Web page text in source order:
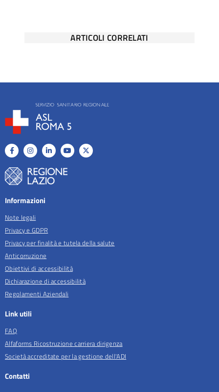
ARTICOLI CORRELATI
Informazioni
Note legali
Privacy e GDPR
Privacy per finalità e tutela della salute
Anticorruzione
Obiettivi di accessibilità
Dichiarazione di accessibilità
Regolamenti Aziendali
Link utili
FAQ
Alfaforms Ricostruzione carriera dirigenza
Società accreditate per la gestione dell'ADI
Contatti